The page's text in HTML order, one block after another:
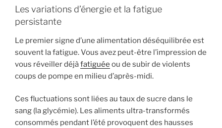
Les variations d’énergie et la fatigue
persistante
Le premier signe d’une alimentation déséquilibrée est
souvent la fatigue. Vous avez peut-être l’impression de
vous réveiller déjàfatiguée ou de subir de violents
coups de pompe en milieu d’après-midi.
Ces fluctuations sont liées au taux de sucre dans le
sang (la glycémie). Les aliments ultra-transformés
consommés pendant l’été provoquent des hausses